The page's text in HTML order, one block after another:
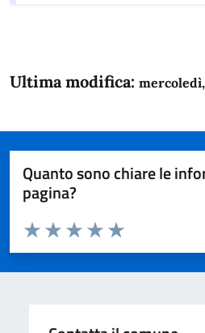
Ultima modifica:
Quanto sono chiare le
pagina?
Domanda
Valuta da 1 a 5 stelle la pagina
Valuta 5 stelle su
Valuta 4 stelle su 5
Valuta 3 stelle su 5
Valuta 2 stelle su 5
Valuta 1 stelle su 5